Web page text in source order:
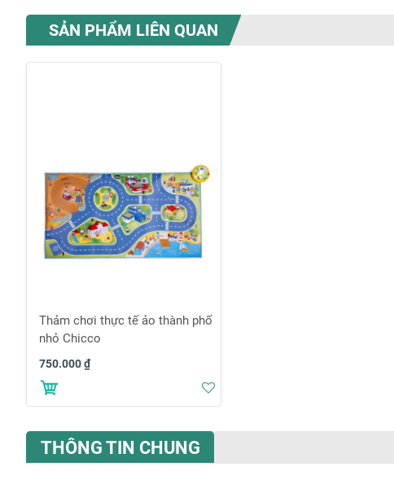
đến
phầnSẢN PHẨM LIÊN QUAN
Thảm chơi thực tế ảo thành phố
nhỏ Chicco
750.000 ₫
THÔNG TIN CHUNG